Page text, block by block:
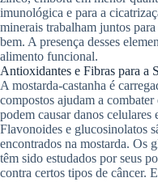
imunológica e para a
minerais trabalham juntos
bem. A presença desses
alimento funcional.
Antioxidantes e Fibras para a
A mostarda-castanha é
compostos ajudam a
podem causar danos celulares
Flavonoides e glucosinolatos
encontrados na mostarda. Os
têm sido estudados por seus
contra certos tipos de câncer.